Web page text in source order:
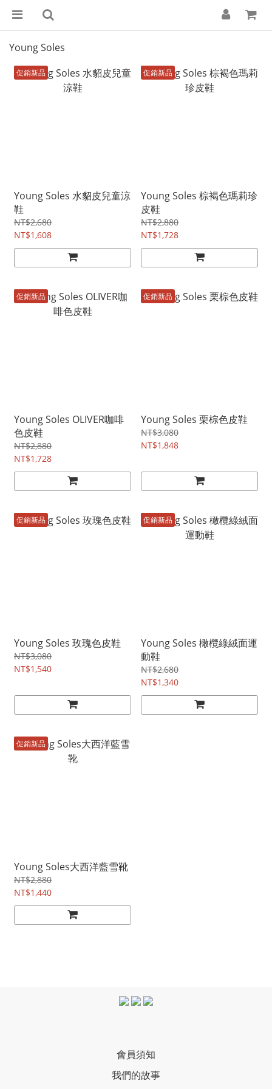
Young Soles
促銷新品
Young Soles 水貂皮兒童涼
鞋
NT$2,680
NT$1,608
促銷新品
Young Soles 棕褐色瑪莉珍
皮鞋
NT$2,880
NT$1,728
促銷新品
Young Soles OLIVER咖啡
色皮鞋
NT$2,880
NT$1,728
促銷新品
Young Soles 栗棕色皮鞋
NT$3,080
NT$1,848
促銷新品
Young Soles 玫瑰色皮鞋
NT$3,080
NT$1,540
促銷新品
Young Soles 橄欖綠絨面運
動鞋
NT$2,680
NT$1,340
促銷新品
Young Soles大西洋藍雪靴
NT$2,880
NT$1,440
會員須知
我們的故事